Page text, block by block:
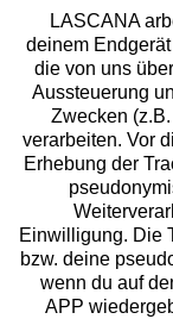
Services
Beratung
Über uns
Rechtliches
LASCANA
deinem
die von uns
Aussteuerung
Zwecken
verarbeiten. Vor
Erhebung der
Einwilligung. Die
bzw. deine
wenn du auf
APP